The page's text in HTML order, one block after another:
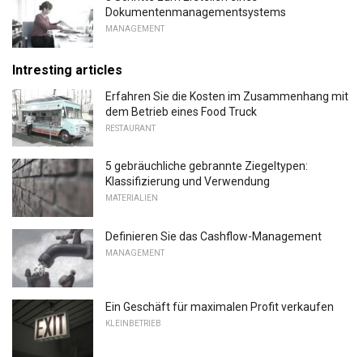
Dokumentenmanagementsystems
MANAGEMENT
Intresting articles
Erfahren Sie die Kosten im Zusammenhang mit
dem Betrieb eines Food Truck
RESTAURANT
5 gebräuchliche gebrannte Ziegeltypen:
Klassifizierung und Verwendung
MATERIALIEN
Definieren Sie das Cashflow-Management
MANAGEMENT
Ein Geschäft für maximalen Profit verkaufen
KLEINBETRIEB